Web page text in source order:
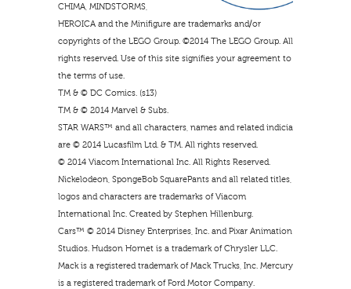
CHIMA, MINDSTORMS,
HEROICA and the Minifigure are trademarks and/or
copyrights of the LEGO Group. ©2014 The LEGO Group. All
rights reserved. Use of this site signifies your agreement to
the terms of use.
TM & © DC Comics. (s13)
TM & © 2014 Marvel & Subs.
STAR WARS™ and all characters, names and related indicia
are © 2014 Lucasfilm Ltd. & TM. All rights reserved.
© 2014 Viacom International Inc. All Rights Reserved.
Nickelodeon, SpongeBob SquarePants and all related titles,
logos and characters are trademarks of Viacom
International Inc. Created by Stephen Hillenburg.
Cars™ © 2014 Disney Enterprises, Inc. and Pixar Animation
Studios. Hudson Hornet is a trademark of Chrysler LLC.
Mack is a registered trademark of Mack Trucks, Inc. Mercury
is a registered trademark of Ford Motor Company.